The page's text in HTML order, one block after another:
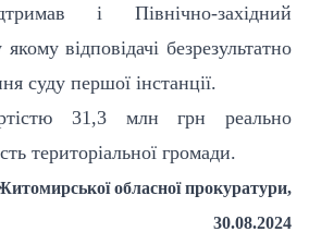
і Північно-західний
відповідачі безрезультатно
суду першої інстанції.
31,3 млн грн реально
територіальної громади.
обласної прокуратури,
30.08.2024